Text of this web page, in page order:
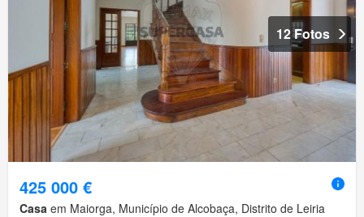
12 Fotos
425 000 €
Casa em Maiorga, Município de Alcobaça, Distrito de Leiria